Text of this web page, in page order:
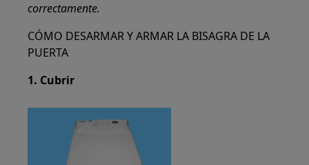
correctamente.
CÓMO DESARMAR Y ARMAR LA BISAGRA DE LA
PUERTA
1. Cubrir